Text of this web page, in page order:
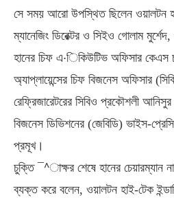
সে সময় আরো উপস্থিত ছিলেন ওয়ালটন
ম্যানেজিং ডিরেক্টর ও সিইও গোলাম
হানের চিফ এ·িকিউটিভ অফিসার কেএস
অ্যাপ্লায়েন্সের চিফ বিজনেস অফিসার
রেফ্রিজারেটরের সিবিও প্রকৌশলী
বিজনেস ডিভিশনের (জেবিডি) ভাইস-
প্রমূখ।
চুক্তি ¯^াক্ষর শেষে হানের চেয়ারম্যান
ব্যক্ত করে বলেন, ওয়ালটন হাই-টেক